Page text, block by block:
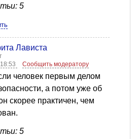
5
Лависта
Сообщить модератору
человек первым делом
а потом уже об
скорее практичен, чем
5